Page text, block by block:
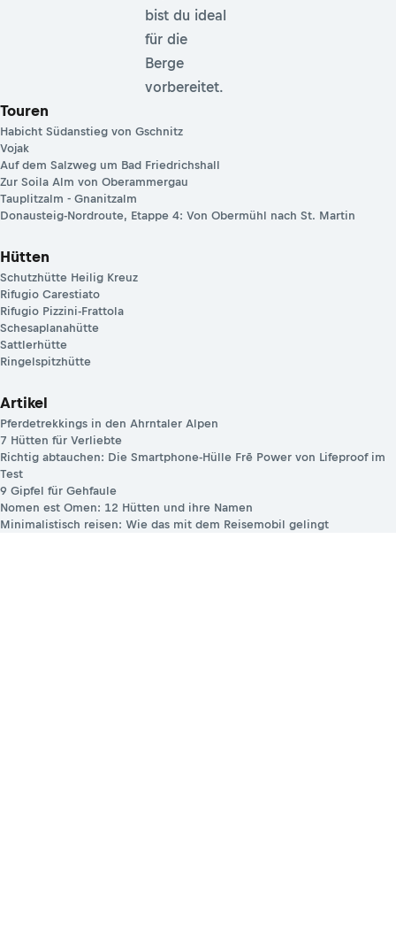
bist du ideal
für die
Berge
vorbereitet.
Touren
Habicht Südanstieg von Gschnitz
Vojak
Auf dem Salzweg um Bad Friedrichshall
Zur Soila Alm von Oberammergau
Tauplitzalm - Gnanitzalm
Donausteig-Nordroute, Etappe 4: Von Obermühl nach St. Martin
Hütten
Schutzhütte Heilig Kreuz
Rifugio Carestiato
Rifugio Pizzini-Frattola
Schesaplanahütte
Sattlerhütte
Ringelspitzhütte
Artikel
Pferdetrekkings in den Ahrntaler Alpen
7 Hütten für Verliebte
Richtig abtauchen: Die Smartphone-Hülle Frē Power von Lifeproof im
Test
9 Gipfel für Gehfaule
Nomen est Omen: 12 Hütten und ihre Namen
Minimalistisch reisen: Wie das mit dem Reisemobil gelingt